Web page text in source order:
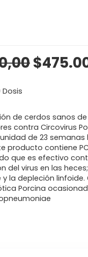
$
de cerdos sanos
contra Circovirus
de 23 semanas
producto contiene
que es efectivo
del virus en las
la depleción linfoide.
Porcina